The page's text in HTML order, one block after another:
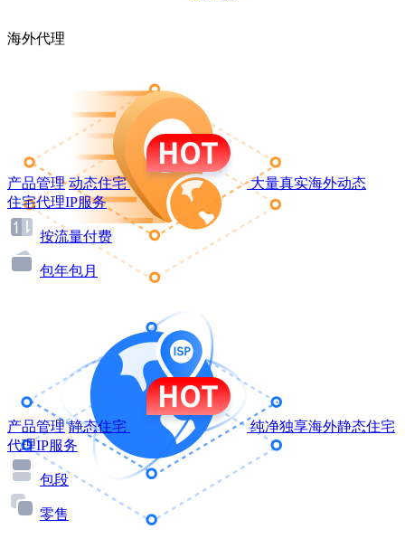
海外代理
产品管理 动态住宅
大量真实海外动态
住宅代理IP服务
按流量付费
包年包月
产品管理 静态住宅
纯净独享海外静态住宅
代理IP服务
包段
零售